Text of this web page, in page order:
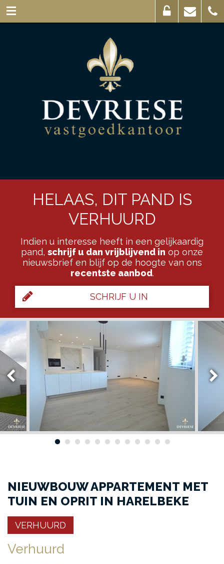
HELAAS, DIT PAND IS
VERHUURD
Indien u interesse heeft in een gelijkaardig
pand, schrijf u dan vrijblijvend in op onze
nieuwsbrief en blijf op de hoogte van ons
recentste aanbod.
SCHRIJF U IN
NIEUWBOUW APPARTEMENT MET
TUIN EN OPRIT IN HARELBEKE
VERHUURD
Verhuurd